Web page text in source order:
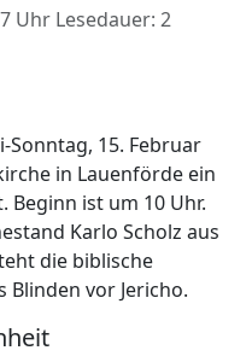
Uhr Lesedauer: 2
Sonntag, 15. Februar
in Lauenförde ein
ist um 10 Uhr.
Karlo Scholz aus
die biblische
Blinden vor Jericho.